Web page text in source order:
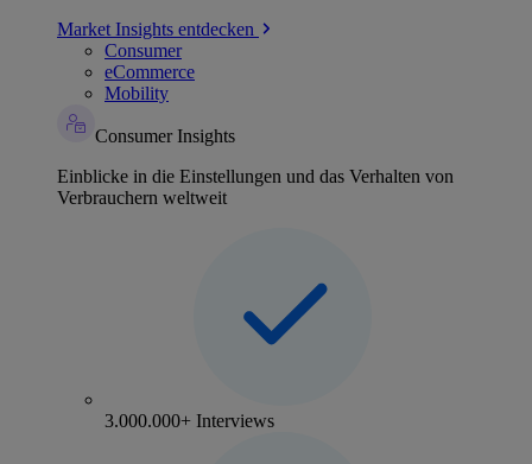
Market Insights entdecken
Consumer
eCommerce
Mobility
Consumer Insights
Einblicke in die Einstellungen und das Verhalten von
Verbrauchern weltweit
3.000.000+ Interviews